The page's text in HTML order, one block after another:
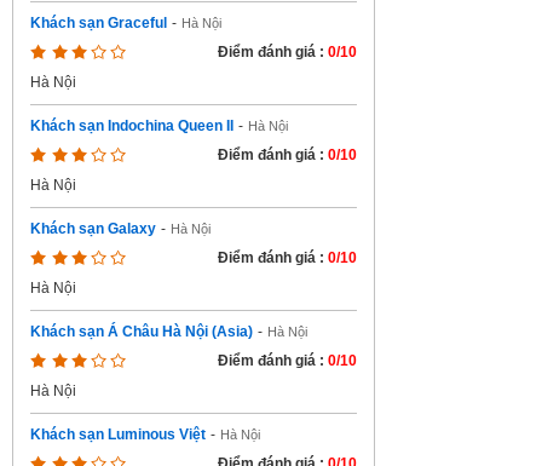
Khách sạn Graceful - Hà Nội
Điểm đánh giá : 0/10
Hà Nội
Khách sạn Indochina Queen II - Hà Nội
Điểm đánh giá : 0/10
Hà Nội
Khách sạn Galaxy - Hà Nội
Điểm đánh giá : 0/10
Hà Nội
Khách sạn Á Châu Hà Nội (Asia) - Hà Nội
Điểm đánh giá : 0/10
Hà Nội
Khách sạn Luminous Việt - Hà Nội